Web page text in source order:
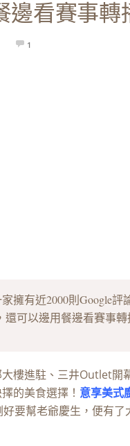
邊看賽事轉
1
擁有近2000則Google評
還可以邊用餐邊看賽事
樓進駐、三井Outlet開
的美食選擇！ 意享美式
要幫老爺慶生，便有了